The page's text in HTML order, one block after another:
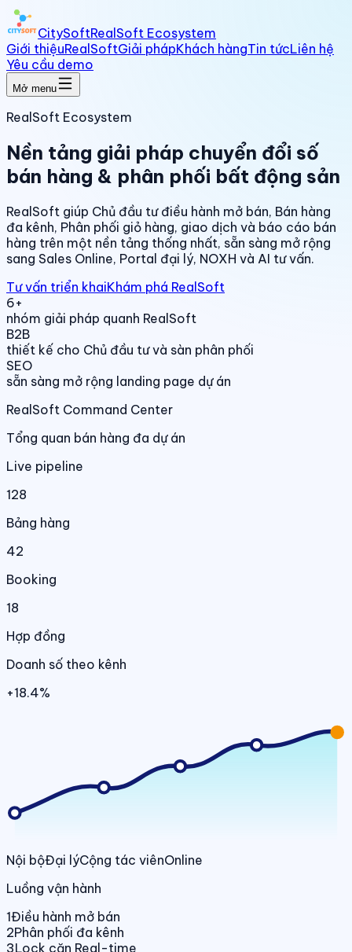
CitySoftRealSoft Ecosystem
Giới thiệuRealSoftGiải phápKhách hàngTin tứcLiên hệ
Yêu cầu demo
Mở menu
RealSoft Ecosystem
Nền tảng giải pháp chuyển đổi số
bán hàng & phân phối bất động sản
RealSoft giúp Chủ đầu tư điều hành mở bán, Bán hàng
đa kênh, Phân phối giỏ hàng, giao dịch và báo cáo bán
hàng trên một nền tảng thống nhất, sẵn sàng mở rộng
sang Sales Online, Portal đại lý, NOXH và AI tư vấn.
Tư vấn triển khaiKhám phá RealSoft
6+
nhóm giải pháp quanh RealSoft
B2B
thiết kế cho Chủ đầu tư và sàn phân phối
SEO
sẵn sàng mở rộng landing page dự án
RealSoft Command Center
Tổng quan bán hàng đa dự án
Live pipeline
128
Bảng hàng
42
Booking
18
Hợp đồng
Doanh số theo kênh
+18.4%
Nội bộĐại lýCộng tác viênOnline
Luồng vận hành
1Điều hành mở bán
2Phân phối đa kênh
3Lock căn Real-time